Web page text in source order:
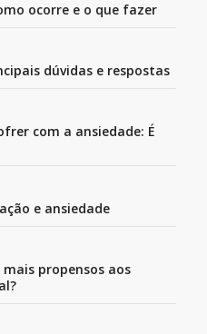
ocorre e o que fazer
dúvidas e respostas
com a ansiedade: É
e ansiedade
propensos aos